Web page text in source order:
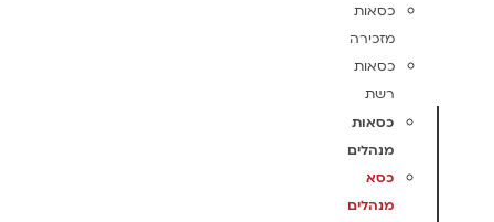
כסאות
מזכירה
כסאות
רשת
כסאות
מנהלים
כסא
מנהלים